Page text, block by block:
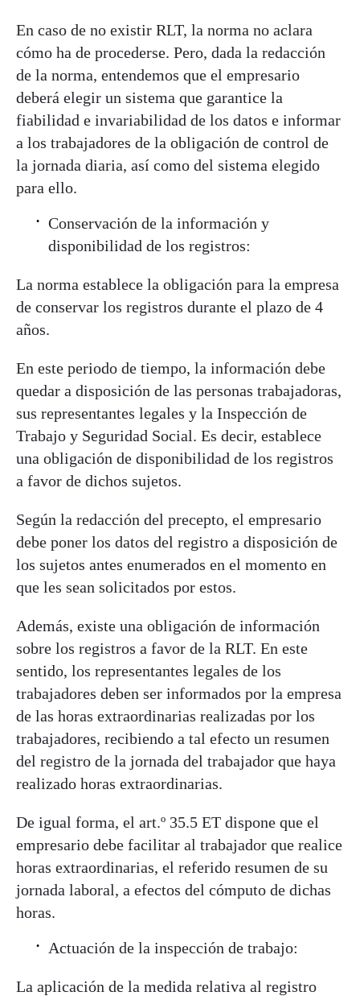
En caso de no existir RLT, la norma no aclara
cómo ha de procederse. Pero, dada la redacción
de la norma, entendemos que el empresario
deberá elegir un sistema que garantice la
fiabilidad e invariabilidad de los datos e informar
a los trabajadores de la obligación de control de
la jornada diaria, así como del sistema elegido
para ello.
Conservación de la información y
disponibilidad de los registros:
La norma establece la obligación para la empresa
de conservar los registros durante el plazo de 4
años.
En este periodo de tiempo, la información debe
quedar a disposición de las personas trabajadoras,
sus representantes legales y la Inspección de
Trabajo y Seguridad Social. Es decir, establece
una obligación de disponibilidad de los registros
a favor de dichos sujetos.
Según la redacción del precepto, el empresario
debe poner los datos del registro a disposición de
los sujetos antes enumerados en el momento en
que les sean solicitados por estos.
Además, existe una obligación de información
sobre los registros a favor de la RLT. En este
sentido, los representantes legales de los
trabajadores deben ser informados por la empresa
de las horas extraordinarias realizadas por los
trabajadores, recibiendo a tal efecto un resumen
del registro de la jornada del trabajador que haya
realizado horas extraordinarias.
De igual forma, el art.º 35.5 ET dispone que el
empresario debe facilitar al trabajador que realice
horas extraordinarias, el referido resumen de su
jornada laboral, a efectos del cómputo de dichas
horas.
Actuación de la inspección de trabajo:
La aplicación de la medida relativa al registro